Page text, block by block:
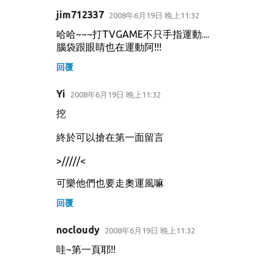
jim712337 2008年6月19日 晚上11:32
哈哈~~~打TVGAME不只手指運動....
腦袋跟眼睛也在運動阿!!!
回覆
Yi 2008年6月19日 晚上11:32
挖
終於可以搶在第一面留言
>/////<
可樂他們也要走奧運風嘛
回覆
nocloudy 2008年6月19日 晚上11:32
哇~第一頁耶!!